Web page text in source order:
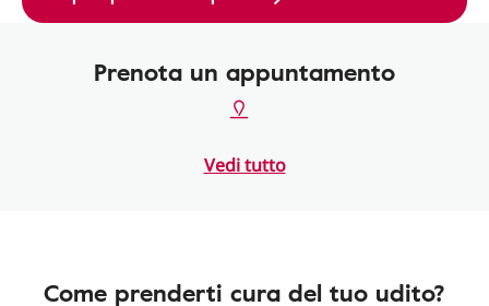
Prenota un appuntamento
Vedi tutto
Come prenderti cura del tuo udito?